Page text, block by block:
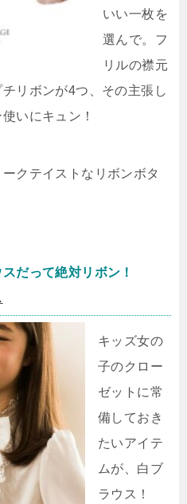
いい一枚を
選んで。フ
リルの襟元
リボンが4つ、その主張し
いにキュン！
クテイストなリボンボタ
だって絶対リボン！
キッズ女の
子のクロー
ゼットに常
備しておき
たいアイテ
ムが、白ブ
ラウス！